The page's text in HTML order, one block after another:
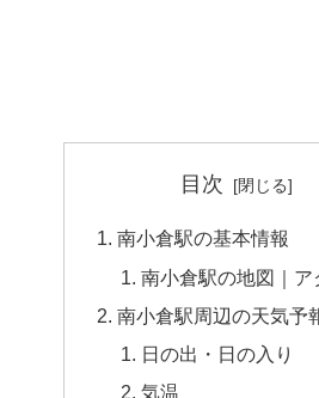
目次
南小倉駅の基本情報
南小倉駅の地図｜ア
南小倉駅周辺の天気予
日の出・日の入り
気温